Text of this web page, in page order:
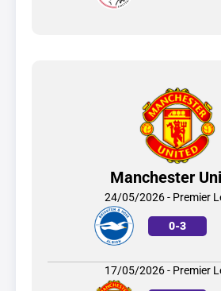
Manchester
24/05/2026 - Premier
0-3
17/05/2026 - Premier